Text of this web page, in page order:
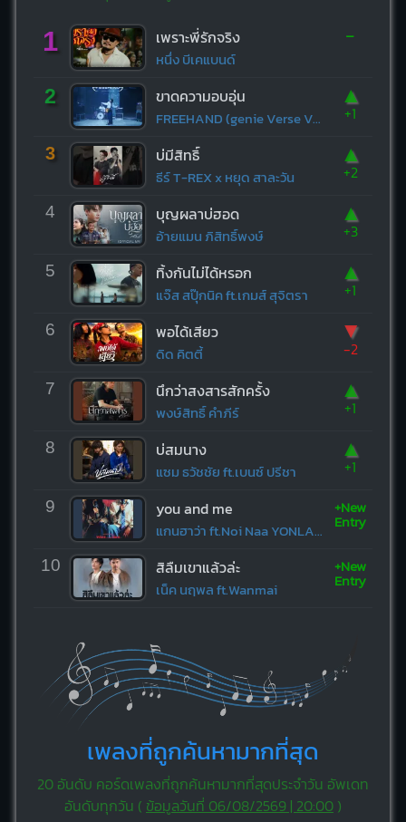
1 เพราะพี่รักจริง
หนึ่ง บีเคแบนด์
-
2 ขาดความอบอุ่น
FREEHAND (genie Verse Vol.1)
▲
+1
3 บ่มีสิทธิ์
ธีร์ T-REX x หยุด สาละวัน
▲
+2
4 บุญผลาบ่ฮอด
อ้ายแมน ภิสิทธิ์พงษ์
▲
+3
5 ทิ้งกันไม่ได้หรอก
แจ๊ส สปุ๊กนิค ft.เกมส์ สุจิตรา
▲
+1
6 พอได้เสียว
ดิด คิตตี้
▼
-2
7 นึกว่าสงสารสักครั้ง
พงษ์สิทธิ์ คำภีร์
▲
+1
8 บ่สมนาง
แซม ธวัชชัย ft.เบนซ์ ปรีชา
▲
+1
9 you and me
แกนฮาว่า ft.Noi Naa YONLAPA
+New
Entry
10 สิลืมเขาแล้วล่ะ
เน็ค นฤพล ft.Wanmai
+New
Entry
เพลงที่ถูกค้นหามากที่สุด
20 อันดับ คอร์ดเพลงที่ถูกค้นหามากที่สุดประจำวัน อัพเดท
อันดับทุกวัน ( ข้อมูลวันที่ 06/08/2569 | 20:00)